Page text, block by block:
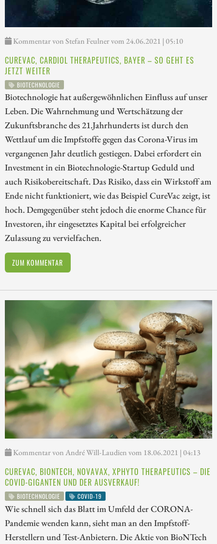
Kommentar von Stefan Feulner vom 24.06.2021 | 05:10
CUREVAC, CARDIOL THERAPEUTICS, BAYER – SO GEHT ES
JETZT WEITER
BIOTECHNOLOGIE
Biotechnologie hat außergewöhnlichen Einfluss auf unser
Leben. Die Wahrnehmung und Wertschätzung der
Zukunftsbranche des 21.Jahrhunderts ist durch den
Wettlauf um die Impfstoffe gegen das Corona-Virus im
vergangenen Jahr deutlich gestiegen. Dabei erfordert ein
Investment in ein Biotechnologie-Startup Geduld und
auch Risikobereitschaft. Das Risiko, dass ein Wirkstoff am
Ende nicht funktioniert, wie das Beispiel CureVac zeigt, ist
hoch. Demgegenüber steht jedoch die enorme Chance für
Investoren, ihr eingesetztes Kapital bei erfolgreicher
Zulassung zu vervielfachen.
ZUM KOMMENTAR
Kommentar von André Will-Laudien vom 18.06.2021 | 04:13
CUREVAC, BIONTECH, NOVAVAX, XPHYTO THERAPEUTICS – DIE
COVID-GIGANTEN UND DER AUSVERKAUF!
BIOTECHNOLOGIE COVID-19
Wie schnell sich das Blatt im Umfeld der CORONA-
Pandemie wenden kann, sieht man an den Impfstoff-
Herstellern und Test-Anbietern. Die Aktie von BioNTech